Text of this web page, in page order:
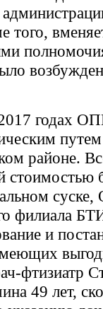
того,
годах
путем
районе.
стоимостью
суске,
филиала
и
фтизиатр
49 лет,